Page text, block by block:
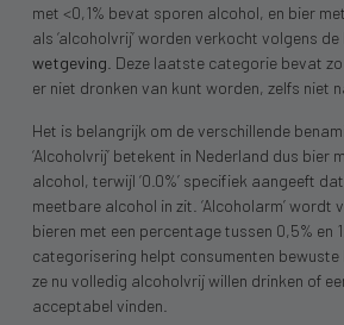
met <0,1% bevat sporen alcohol, en bier
als ‘alcoholvrij’ worden verkocht volgens de
wetgeving . Deze laatste categorie bevat
er niet dronken van kunt worden, zelfs niet
Het is belangrijk om de verschillende
‘Alcoholvrij’ betekent in Nederland dus bier
alcohol, terwijl ‘0.0%’ specifiek aangeeft
meetbare alcohol in zit. ‘Alcoholarm’
bieren met een percentage tussen 0,5% en
categorisering helpt consumenten bewuste
ze nu volledig alcoholvrij willen drinken of
acceptabel vinden.